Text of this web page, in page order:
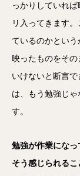
っかりしていれ
リ入ってきます
ているのかとい
映ったものをそ
いけないと断言
は、もう勉強じ
す。
勉強が作業にな
そう感じられる